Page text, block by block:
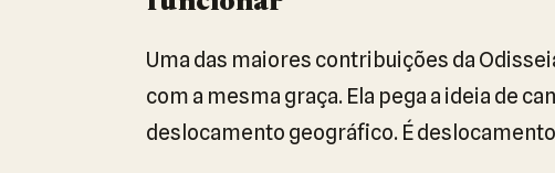
Uma das maiores contribuições da
com a mesma graça. Ela pega a ideia de
deslocamento geográfico. É